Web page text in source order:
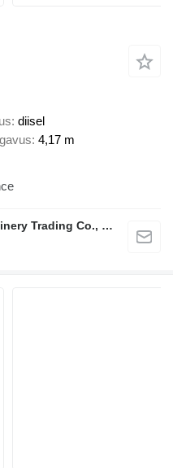
diisel
4,17 m
Anhui Lentlis Engineering Machinery Trading Co., Ltd.